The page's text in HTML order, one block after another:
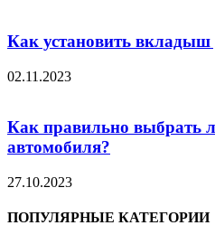
Как установить вкладыш
02.11.2023
Как правильно выбрать
автомобиля?
27.10.2023
ПОПУЛЯРНЫЕ КАТЕГОРИИ